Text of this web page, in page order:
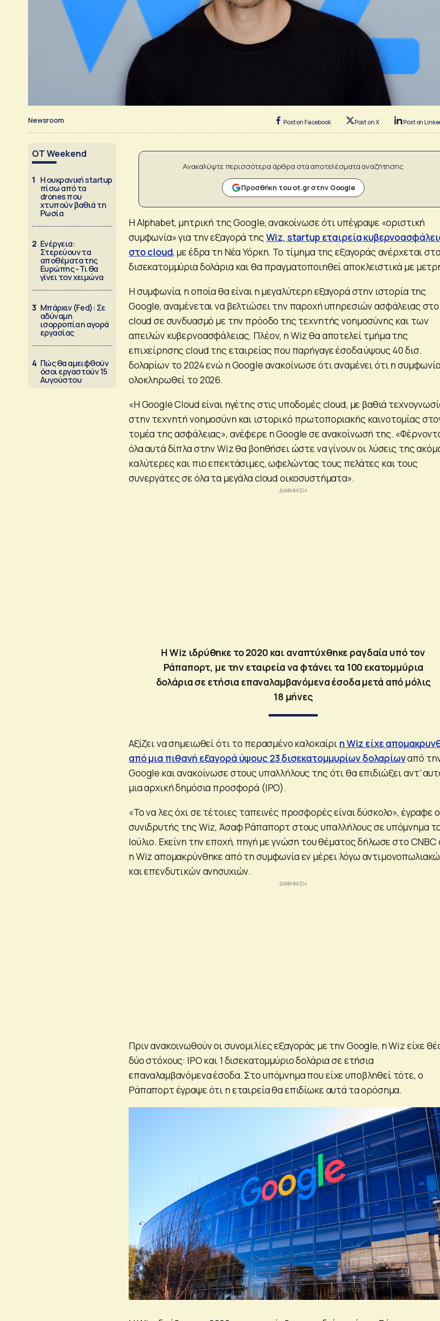
Newsroom Post on Facebook Post on X Post on
OT Weekend
1 Η ουκρανική startup
πίσω από τα
drones που
χτυπούν βαθιά τη
Ρωσία
2 Ενέργεια:
Στερεύουν τα
αποθέματα της
Ευρώπης - Τι θα
γίνει τον χειμώνα
3 Μπάρκιν (Fed): Σε
αδύναμη
ισορροπία η αγορά
εργασίας
4 Πώς θα αμειφθούν
όσοι εργαστούν 15
Αυγούστου
Ανακαλύψτε περισσότερα άρθρα στα αποτελέσματα αναζήτησης
Προσθήκη του ot.gr στην Google
Η Alphabet, μητρική της Google, ανακοίνωσε ότι υπέγραψε «οριστική
συμφωνία» για την εξαγορά τηςWiz, startup εταιρεία
στο cloud, με έδρα τη Νέα Υόρκη. Το τίμημα της εξαγοράς ανέρχεται
δισεκατομμύρια δολάρια και θα πραγματοποιηθεί αποκλειστικά με
Η συμφωνία, η οποία θα είναι η μεγαλύτερη εξαγορά στην ιστορία της
Google, αναμένεται να βελτιώσει την παροχή υπηρεσιών ασφάλειας στο
cloud σε συνδυασμό με την πρόοδο της τεχνητής νοημοσύνης και των
απειλών κυβερνοασφάλειας. Πλέον, η Wiz θα αποτελεί τμήμα της
επιχείρησης cloud της εταιρείας που παρήγαγε έσοδα ύψους 40 δισ.
δολαρίων το 2024 ενώ η Google ανακοίνωσε ότι αναμένει ότι η
ολοκληρωθεί το 2026.
«Η Google Cloud είναι ηγέτης στις υποδομές cloud, με βαθιά
στην τεχνητή νοημοσύνη και ιστορικό πρωτοποριακής καινοτομίας
τομέα της ασφάλειας», ανέφερε η Google σε ανακοίνωσή της.
όλα αυτά δίπλα στην Wiz θα βοηθήσει ώστε να γίνουν οι λύσεις της
καλύτερες και πιο επεκτάσιμες, ωφελώντας τους πελάτες και τους
συνεργάτες σε όλα τα μεγάλα cloud οικοσυστήματα».
Η Wiz ιδρύθηκε το 2020 και αναπτύχθηκε ραγδαία υπό τον
Ράπαπορτ, με την εταιρεία να φτάνει τα 100 εκατομμύρια
δολάρια σε ετήσια επαναλαμβανόμενα έσοδα μετά από μόλις
18 μήνες
Αξίζει να σημειωθεί ότι το περασμένο καλοκαίριη Wiz είχε
από μια πιθανή εξαγορά ύψους 23 δισεκατομμυρίων δολαρίωναπό
Google και ανακοίνωσε στους υπαλλήλους της ότι θα επιδιώξει αντ’
μια αρχική δημόσια προσφορά (IPO).
«Το να λες όχι σε τέτοιες ταπεινές προσφορές είναι δύσκολο», έγραφε ο
συνιδρυτής της Wiz, Άσαφ Ράπαπορτ στους υπαλλήλους σε υπόμνημα
Ιούλιο. Εκείνη την εποχή, πηγή με γνώση του θέματος δήλωσε στο CNBC
η Wiz απομακρύνθηκε από τη συμφωνία εν μέρει λόγω
και επενδυτικών ανησυχιών.
Πριν ανακοινωθούν οι συνομιλίες εξαγοράς με την Google, η Wiz είχε
δύο στόχους: IPO και 1 δισεκατομμύριο δολάρια σε ετήσια
επαναλαμβανόμενα έσοδα. Στο υπόμνημα που είχε υποβληθεί τότε, ο
Ράπαπορτ έγραψε ότι η εταιρεία θα επιδίωκε αυτά τα ορόσημα.